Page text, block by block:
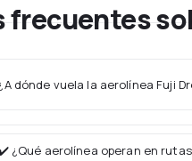
frecuentes
dónde vuela la aerolínea Fuji
¿Qué aerolínea operan en